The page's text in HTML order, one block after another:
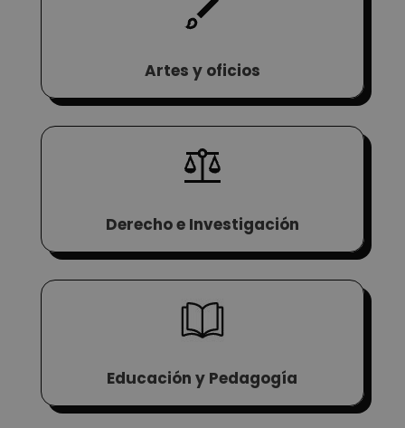
Artes y oficios
Derecho e Investigación
Educación y Pedagogía